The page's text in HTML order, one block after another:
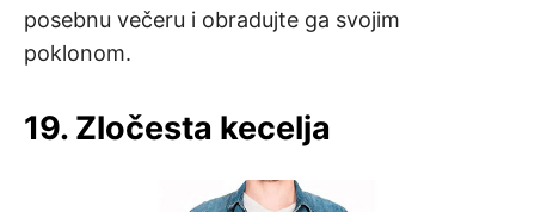
posebnu večeru i obradujte ga svojim
poklonom.
19. Zločesta kecelja